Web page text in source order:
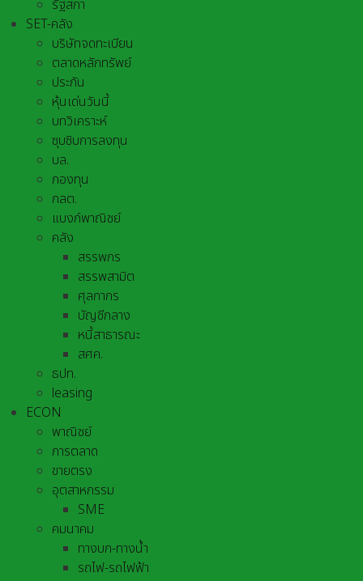
รัฐสภา
SET-คลัง
บริษัทจดทะเบียน
ตลาดหลักทรัพย์
ประกัน
หุ้นเด่นวันนี้
บทวิเคราะห์
ซุบซิบการลงทุน
บล.
กองทุน
กลต.
แบงก์พาณิชย์
คลัง
สรรพกร
สรรพสามิต
ศุลกากร
บัญชีกลาง
หนี้สาธารณะ
สศค.
ธปท.
leasing
ECON
พาณิชย์
การตลาด
ขายตรง
อุตสาหกรรม
SME
คมนาคม
ทางบก-ทางน้ำ
รถไฟ-รถไฟฟ้า